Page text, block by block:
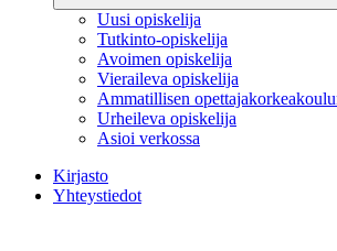
Uusi opiskelija
Tutkinto-opiskelija
Avoimen opiskelija
Vieraileva opiskelija
Ammatillisen
Urheileva opiskelija
Asioi verkossa
Kirjasto
Yhteystiedot